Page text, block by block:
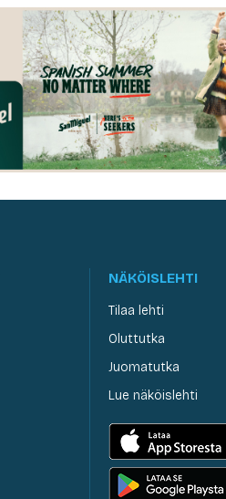
NÄKÖISLEHTI
Tilaa lehti
Oluttutka
Juomatutka
Lue näköislehti